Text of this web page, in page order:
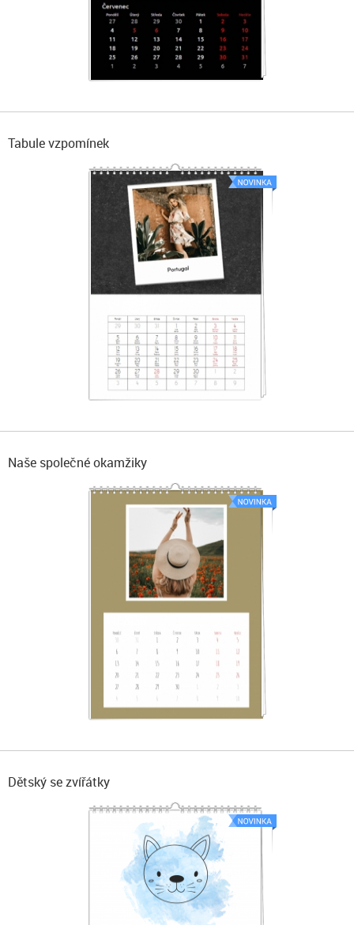
Tabule vzpomínek
Naše společné okamžiky
Dětský se zvířátky